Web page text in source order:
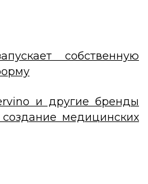
собственную
и другие бренды
медицинских